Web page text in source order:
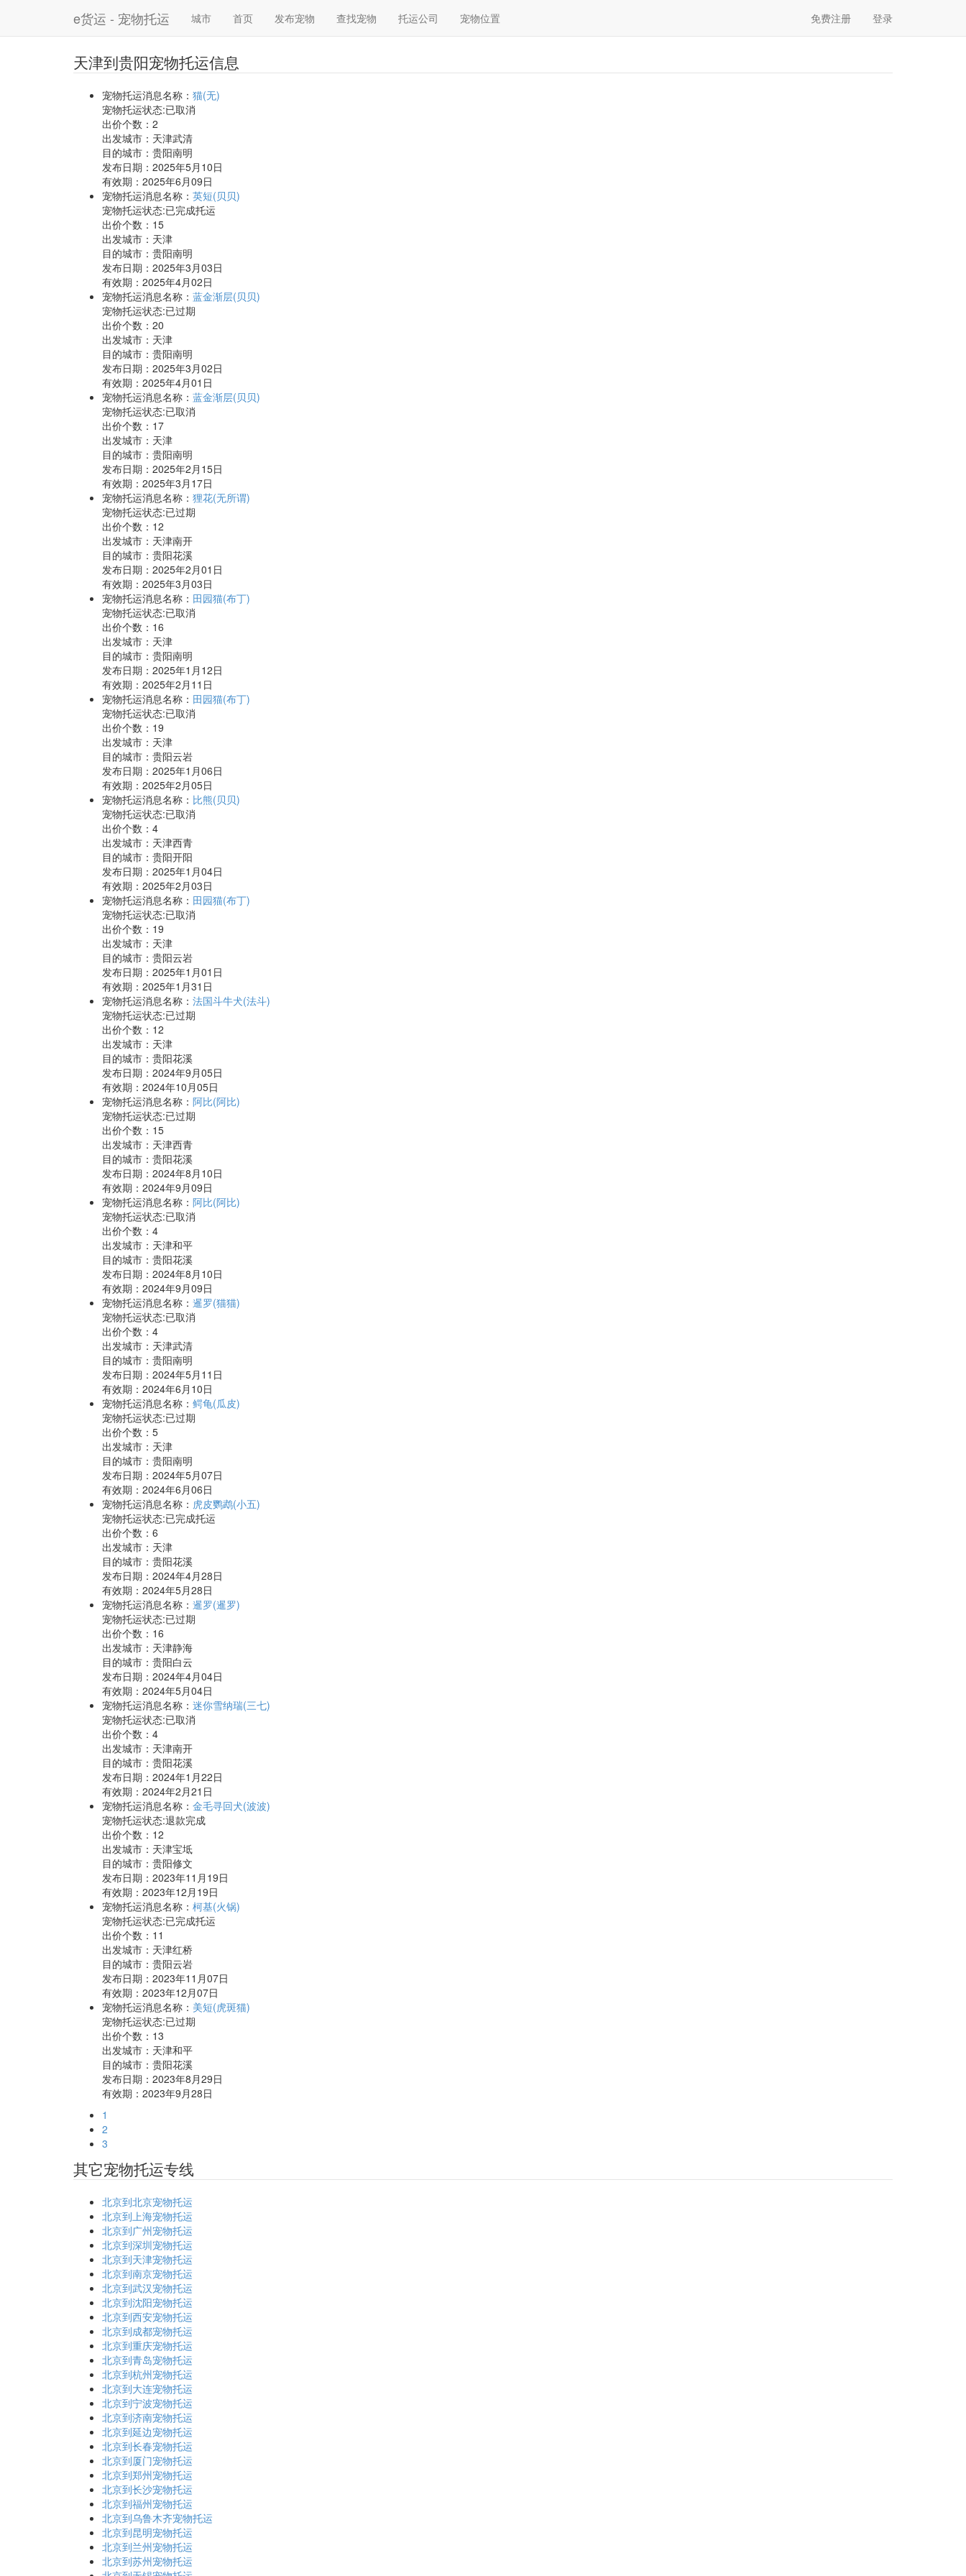
e货运 - 宠物托运 城市 首页 发布宠物 查找宠物 托运公司 宠物位置 免费注册 登录
天津到贵阳宠物托运信息
宠物托运消息名称： 猫(无)
宠物托运状态:已取消
出价个数： 2
出发城市：天津武清
目的城市：贵阳南明
发布日期：2025年5月10日
有效期：2025年6月09日
宠物托运消息名称： 英短(贝贝)
宠物托运状态:已完成托运
出价个数： 15
出发城市：天津
目的城市：贵阳南明
发布日期：2025年3月03日
有效期：2025年4月02日
宠物托运消息名称： 蓝金渐层(贝贝)
宠物托运状态:已过期
出价个数： 20
出发城市：天津
目的城市：贵阳南明
发布日期：2025年3月02日
有效期：2025年4月01日
宠物托运消息名称： 蓝金渐层(贝贝)
宠物托运状态:已取消
出价个数： 17
出发城市：天津
目的城市：贵阳南明
发布日期：2025年2月15日
有效期：2025年3月17日
宠物托运消息名称： 狸花(无所谓)
宠物托运状态:已过期
出价个数： 12
出发城市：天津南开
目的城市：贵阳花溪
发布日期：2025年2月01日
有效期：2025年3月03日
宠物托运消息名称： 田园猫(布丁)
宠物托运状态:已取消
出价个数： 16
出发城市：天津
目的城市：贵阳南明
发布日期：2025年1月12日
有效期：2025年2月11日
宠物托运消息名称： 田园猫(布丁)
宠物托运状态:已取消
出价个数： 19
出发城市：天津
目的城市：贵阳云岩
发布日期：2025年1月06日
有效期：2025年2月05日
宠物托运消息名称： 比熊(贝贝)
宠物托运状态:已取消
出价个数： 4
出发城市：天津西青
目的城市：贵阳开阳
发布日期：2025年1月04日
有效期：2025年2月03日
宠物托运消息名称： 田园猫(布丁)
宠物托运状态:已取消
出价个数： 19
出发城市：天津
目的城市：贵阳云岩
发布日期：2025年1月01日
有效期：2025年1月31日
宠物托运消息名称： 法国斗牛犬(法斗)
宠物托运状态:已过期
出价个数： 12
出发城市：天津
目的城市：贵阳花溪
发布日期：2024年9月05日
有效期：2024年10月05日
宠物托运消息名称： 阿比(阿比)
宠物托运状态:已过期
出价个数： 15
出发城市：天津西青
目的城市：贵阳花溪
发布日期：2024年8月10日
有效期：2024年9月09日
宠物托运消息名称： 阿比(阿比)
宠物托运状态:已取消
出价个数： 4
出发城市：天津和平
目的城市：贵阳花溪
发布日期：2024年8月10日
有效期：2024年9月09日
宠物托运消息名称： 暹罗(猫猫)
宠物托运状态:已取消
出价个数： 4
出发城市：天津武清
目的城市：贵阳南明
发布日期：2024年5月11日
有效期：2024年6月10日
宠物托运消息名称： 鳄龟(瓜皮)
宠物托运状态:已过期
出价个数： 5
出发城市：天津
目的城市：贵阳南明
发布日期：2024年5月07日
有效期：2024年6月06日
宠物托运消息名称： 虎皮鹦鹉(小五)
宠物托运状态:已完成托运
出价个数： 6
出发城市：天津
目的城市：贵阳花溪
发布日期：2024年4月28日
有效期：2024年5月28日
宠物托运消息名称： 暹罗(暹罗)
宠物托运状态:已过期
出价个数： 16
出发城市：天津静海
目的城市：贵阳白云
发布日期：2024年4月04日
有效期：2024年5月04日
宠物托运消息名称： 迷你雪纳瑞(三七)
宠物托运状态:已取消
出价个数： 4
出发城市：天津南开
目的城市：贵阳花溪
发布日期：2024年1月22日
有效期：2024年2月21日
宠物托运消息名称： 金毛寻回犬(波波)
宠物托运状态:退款完成
出价个数： 12
出发城市：天津宝坻
目的城市：贵阳修文
发布日期：2023年11月19日
有效期：2023年12月19日
宠物托运消息名称： 柯基(火锅)
宠物托运状态:已完成托运
出价个数： 11
出发城市：天津红桥
目的城市：贵阳云岩
发布日期：2023年11月07日
有效期：2023年12月07日
宠物托运消息名称： 美短(虎斑猫)
宠物托运状态:已过期
出价个数： 13
出发城市：天津和平
目的城市：贵阳花溪
发布日期：2023年8月29日
有效期：2023年9月28日
1
2
3
其它宠物托运专线
北京到北京宠物托运
北京到上海宠物托运
北京到广州宠物托运
北京到深圳宠物托运
北京到天津宠物托运
北京到南京宠物托运
北京到武汉宠物托运
北京到沈阳宠物托运
北京到西安宠物托运
北京到成都宠物托运
北京到重庆宠物托运
北京到青岛宠物托运
北京到杭州宠物托运
北京到大连宠物托运
北京到宁波宠物托运
北京到济南宠物托运
北京到延边宠物托运
北京到长春宠物托运
北京到厦门宠物托运
北京到郑州宠物托运
北京到长沙宠物托运
北京到福州宠物托运
北京到乌鲁木齐宠物托运
北京到昆明宠物托运
北京到兰州宠物托运
北京到苏州宠物托运